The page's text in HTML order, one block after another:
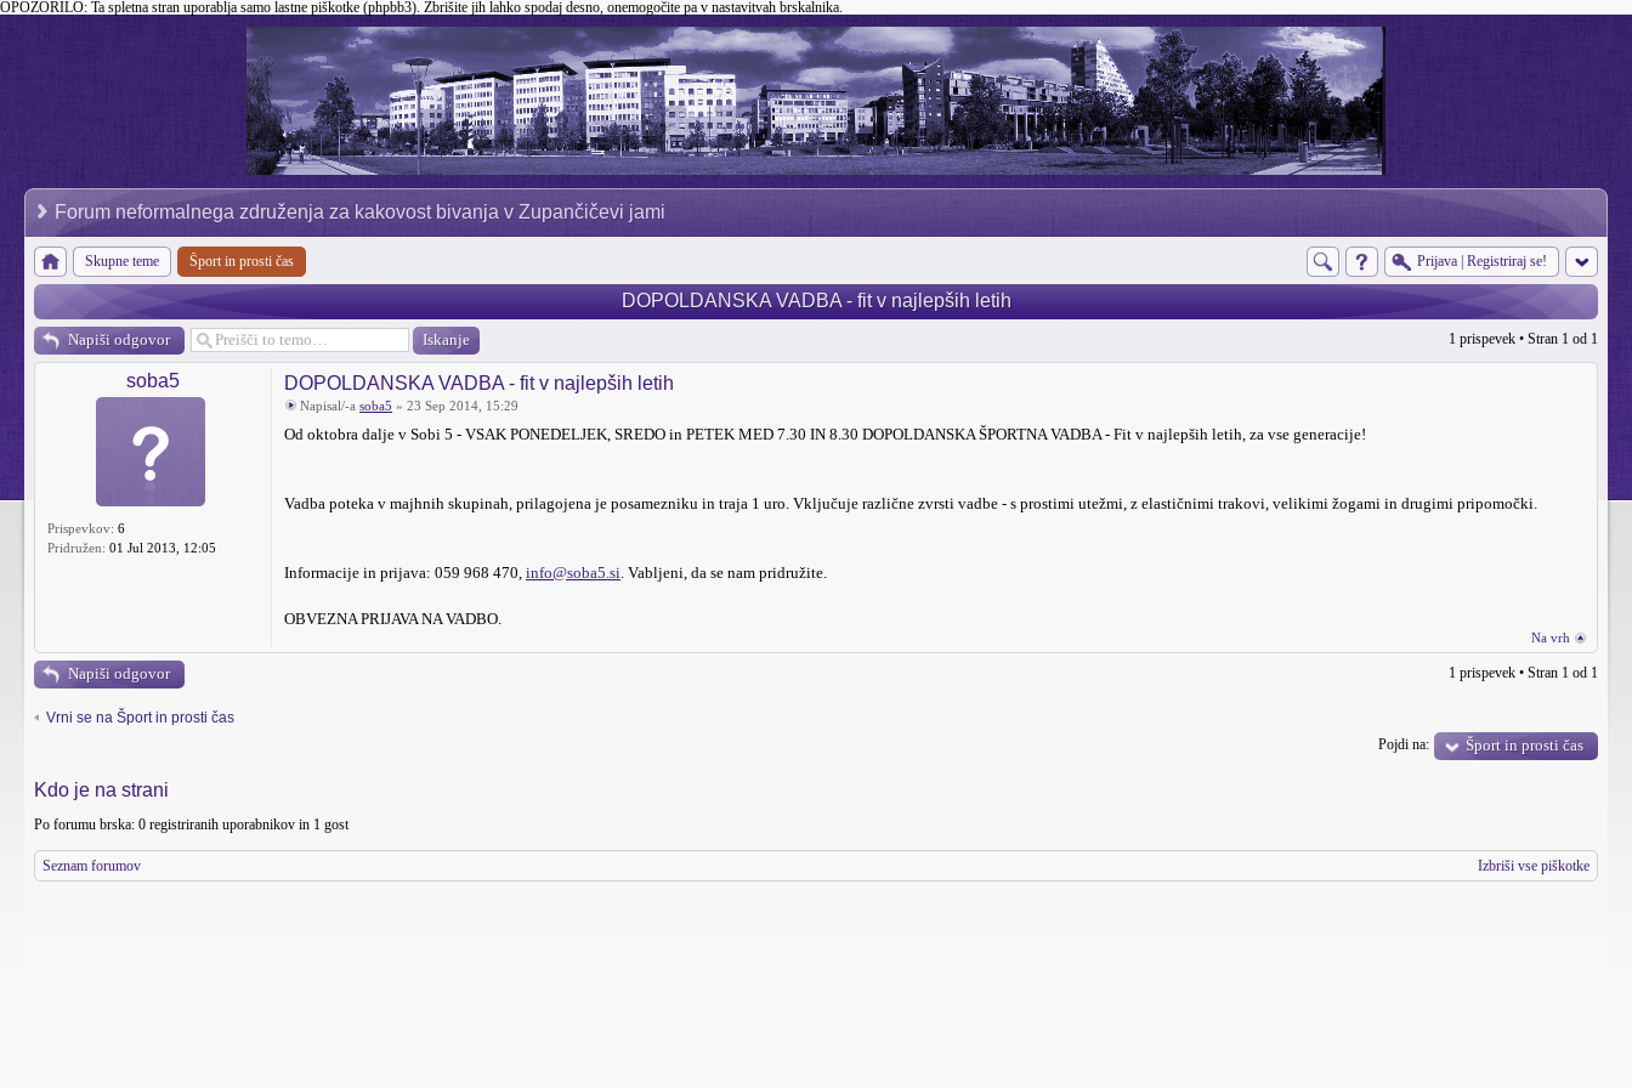
OPOZORILO: Ta spletna stran uporablja samo lastne piškotke (phpbb3). Zbrišite jih lahko spodaj desno, onemogočite pa v nastavitvah brskalnika.
Forum neformalnega združenja za kakovost bivanja v Zupančičevi jami
Skupne teme Šport in prosti čas Prijava Registriraj se!
DOPOLDANSKA VADBA - fit v najlepših letih
Napiši odgovor 1 prispevek • Stran 1 od 1
soba5
Prispevkov: 6
Pridružen: 01 Jul 2013, 12:05
DOPOLDANSKA VADBA - fit v najlepših letih
Napisal/-a soba5 » 23 Sep 2014, 15:29
Od oktobra dalje v Sobi 5 - VSAK PONEDELJEK, SREDO in PETEK MED 7.30 IN 8.30 DOPOLDANSKA ŠPORTNA VADBA - Fit v najlepših letih, za vse generacije!
Vadba poteka v majhnih skupinah, prilagojena je posamezniku in traja 1 uro. Vključuje različne zvrsti vadbe - s prostimi utežmi, z elastičnimi trakovi, velikimi žogami in drugimi pripomočki.
Informacije in prijava: 059 968 470, info@soba5.si. Vabljeni, da se nam pridružite.
OBVEZNA PRIJAVA NA VADBO.
Na vrh
Napiši odgovor 1 prispevek • Stran 1 od 1
Vrni se na Šport in prosti čas
Pojdi na:
Šport in prosti čas
Kdo je na strani
Po forumu brska: 0 registriranih uporabnikov in 1 gost
Seznam forumov Izbriši vse piškotke